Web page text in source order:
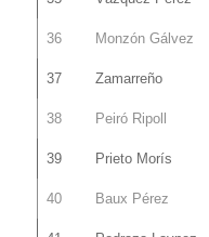
36 Monzón Gálvez
37 Zamarreño
38 Peiró Ripoll
39 Prieto Morís
40 Baux Pérez